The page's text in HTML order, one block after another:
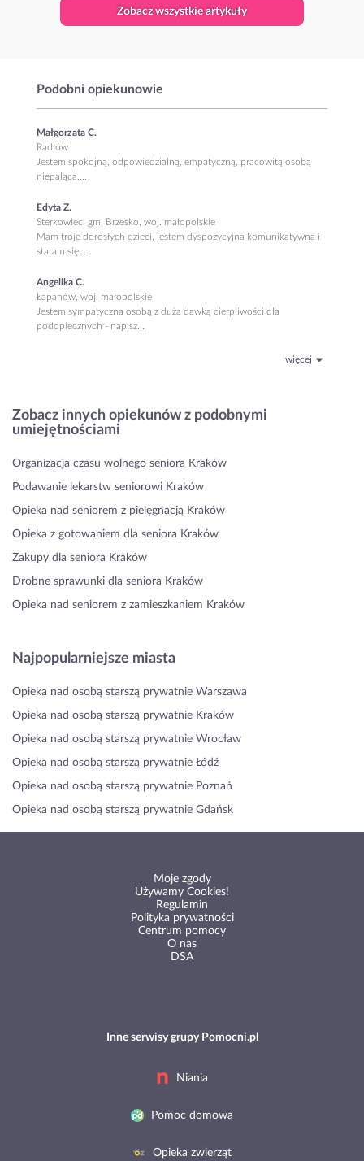
Zobacz wszystkie artykuły
Podobni opiekunowie
Małgorzata C.
Radłów
Jestem spokojną, odpowiedzialną, empatyczną, pracowitą osobą
niepaląca,...
Edyta Z.
Sterkowiec, gm. Brzesko, woj. małopolskie
Mam troje dorosłych dzieci, jestem dyspozycyjna komunikatywna i
staram się...
Angelika C.
Łapanów, woj. małopolskie
Jestem sympatyczna osobą z duża dawką cierpliwości dla
podopiecznych - napisz...
więcej
Zobacz innych opiekunów z podobnymi
umiejętnościami
Organizacja czasu wolnego seniora Kraków
Podawanie lekarstw seniorowi Kraków
Opieka nad seniorem z pielęgnacją Kraków
Opieka z gotowaniem dla seniora Kraków
Zakupy dla seniora Kraków
Drobne sprawunki dla seniora Kraków
Opieka nad seniorem z zamieszkaniem Kraków
Najpopularniejsze miasta
Opieka nad osobą starszą prywatnie Warszawa
Opieka nad osobą starszą prywatnie Kraków
Opieka nad osobą starszą prywatnie Wrocław
Opieka nad osobą starszą prywatnie Łódź
Opieka nad osobą starszą prywatnie Poznań
Opieka nad osobą starszą prywatnie Gdańsk
Moje zgody
Używamy Cookies!
Regulamin
Polityka prywatności
Centrum pomocy
O nas
DSA
Inne serwisy grupy Pomocni.pl
Niania
Pomoc domowa
Opieka zwierząt